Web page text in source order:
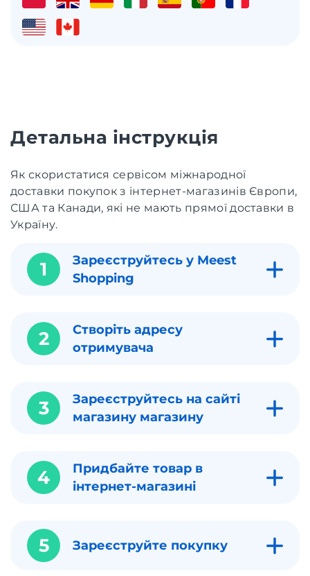
Детальна інструкція
Як скористатися сервісом міжнародної
доставки покупок з інтернет-магазинів Європи,
США та Канади, які не мають прямої доставки в
Україну.
1
Зареєструйтесь у Meest
Shopping
2
Створіть адресу
отримувача
3
Зареєструйтесь на сайті
магазину магазину
4
Придбайте товар в
інтернет-магазині
5 Зареєструйте покупку